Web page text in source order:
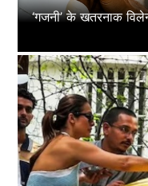
‘गजनी’ के खतरनाक